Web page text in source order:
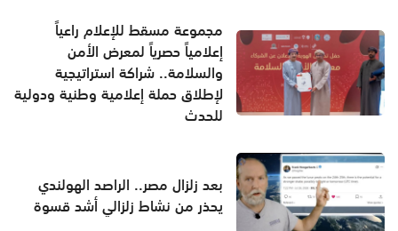
مجموعة مسقط للإعلام راعياً
إعلامياً حصرياً لمعرض الأمن
والسلامة.. شراكة استراتيجية
لإطلاق حملة إعلامية وطنية ودولية
للحدث
بعد زلزال مصر.. الراصد الهولندي
يحذر من نشاط زلزالي أشد قسوة